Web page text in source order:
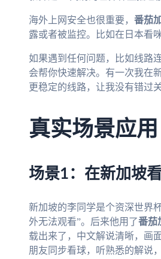
海外上网安全也很重要， 番茄
露或者被监控。比如在日本看
如果遇到任何问题，比如线路
会帮你快速解决。有一次我在
更稳定的线路，让我没有错过
真实场景应
场景1：在新加坡
新加坡的李同学是个资深世界
外无法观看”。后来他用了番茄
载出来了，中文解说清晰，画
朋友同步看球，听熟悉的解说